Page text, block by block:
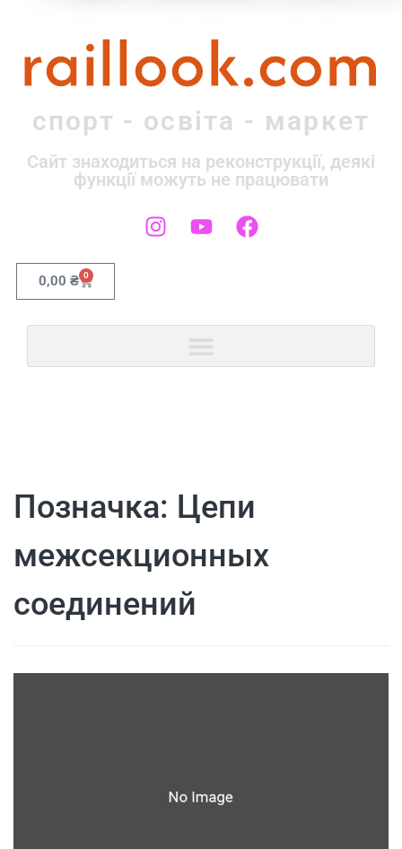
raillook.com
спорт - освіта - маркет
Сайт знаходиться на реконструкції, деякі
функції можуть не працювати
0,00 ₴ 0
Позначка: Цепи
межсекционных
соединений